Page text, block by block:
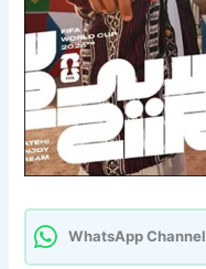
WhatsApp Channel